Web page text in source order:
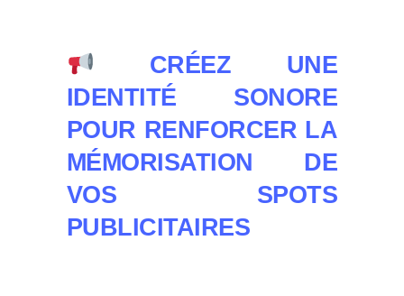
CRÉEZ UNE
IDENTITÉ SONORE
POUR RENFORCER LA
MÉMORISATION DE
VOS SPOTS
PUBLICITAIRES